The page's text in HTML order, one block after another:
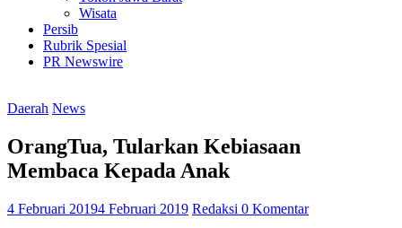
Wisata
Persib
Rubrik Spesial
PR Newswire
Daerah News
OrangTua, Tularkan Kebiasaan
Membaca Kepada Anak
4 Februari 20194 Februari 2019 Redaksi 0 Komentar